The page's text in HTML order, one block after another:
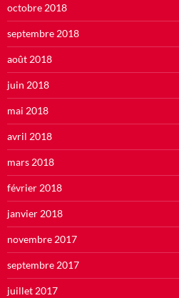
octobre 2018
septembre 2018
août 2018
juin 2018
mai 2018
avril 2018
mars 2018
février 2018
janvier 2018
novembre 2017
septembre 2017
juillet 2017